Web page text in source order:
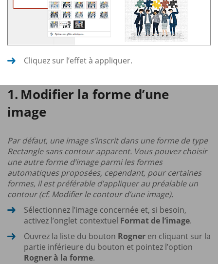
Cliquez sur l’effet à appliquer.
Modifier la forme d’une
image
Par défaut, une image s’inscrit dans une forme de type
Rectangle sans contour apparent. Vous pouvez choisir
une autre forme d’image parmi les formes
automatiques proposées, cependant, pour certaines
formes, il est préférable d’appliquer au préalable un
contour (cf. Modifier le contour d’une image).
Sélectionnez l’image concernée et, si besoin,
activez l’onglet contextuel Format de l’image.
Ouvrez la liste du bouton Rogner en cliquant sur la
partie inférieure du bouton et pointez l’option
Rogner à la forme.